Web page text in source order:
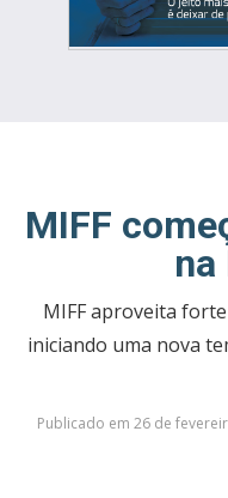
INDICADORES
FEIRAS
MIFF
na
MIFF aproveita
iniciando uma nova
Publicado em 26 de